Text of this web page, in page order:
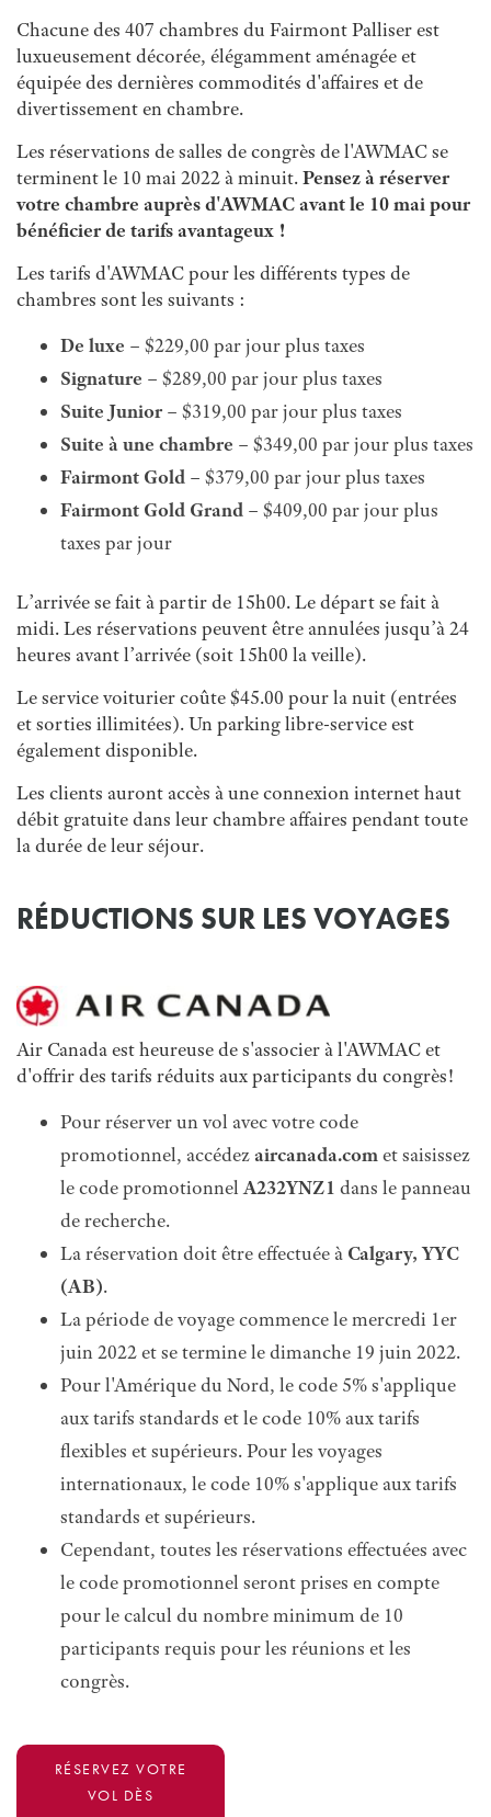
Chacune des 407 chambres du Fairmont Palliser est
luxueusement décorée, élégamment aménagée et
équipée des dernières commodités d'affaires et de
divertissement en chambre.
Les réservations de salles de congrès de l'AWMAC se
terminent le 10 mai 2022 à minuit.Pensez à réserver
votre chambre auprès d'AWMAC avant le 10 mai pour
bénéficier de tarifs avantageux !
Les tarifs d'AWMAC pour les différents types de
chambres sont les suivants :
De luxe – $229,00 par jour plus taxes
Signature – $289,00 par jour plus taxes
Suite Junior – $319,00 par jour plus taxes
Suite à une chambre – $349,00 par jour plus taxes
Fairmont Gold – $379,00 par jour plus taxes
Fairmont Gold Grand – $409,00 par jour plus
taxes par jour
L’arrivée se fait à partir de 15h00. Le départ se fait à
midi. Les réservations peuvent être annulées jusqu’à 24
heures avant l’arrivée (soit 15h00 la veille).
Le service voiturier coûte $45.00 pour la nuit (entrées
et sorties illimitées). Un parking libre-service est
également disponible.
Les clients auront accès à une connexion internet haut
débit gratuite dans leur chambre affaires pendant toute
la durée de leur séjour.
RÉDUCTIONS SUR LES VOYAGES
Air Canada est heureuse de s'associer à l'AWMAC et
d'offrir des tarifs réduits aux participants du congrès!
Pour réserver un vol avec votre code
promotionnel, accédezaircanada.comet saisissez
le code promotionnelA232YNZ1 dans le panneau
de recherche.
La réservation doit être effectuée à Calgary, YYC
(AB).
La période de voyage commence le mercredi 1er
juin 2022 et se termine le dimanche 19 juin 2022.
Pour l'Amérique du Nord, le code 5% s'applique
aux tarifs standards et le code 10% aux tarifs
flexibles et supérieurs. Pour les voyages
internationaux, le code 10% s'applique aux tarifs
standards et supérieurs.
Cependant, toutes les réservations effectuées avec
le code promotionnel seront prises en compte
pour le calcul du nombre minimum de 10
participants requis pour les réunions et les
congrès.
RÉSERVEZ VOTRE
VOL DÈS